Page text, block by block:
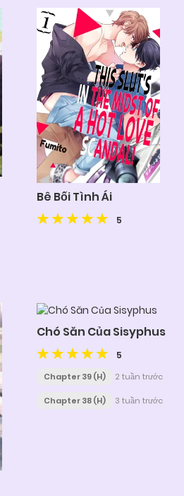
Bê Bối Tình Ái
5
Chó Săn Của Sisyphus
5
Chapter 39 (H) 2 tuần trước
Chapter 38 (H) 3 tuần trước